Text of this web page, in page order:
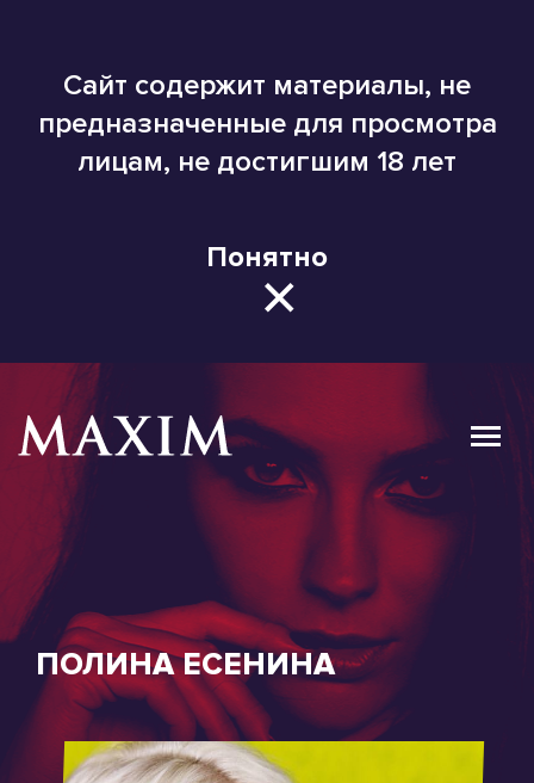
Сайт содержит материалы, не
предназначенные для просмотра
лицам, не достигшим 18 лет
Понятно
ПОЛИНА ЕСЕНИНА